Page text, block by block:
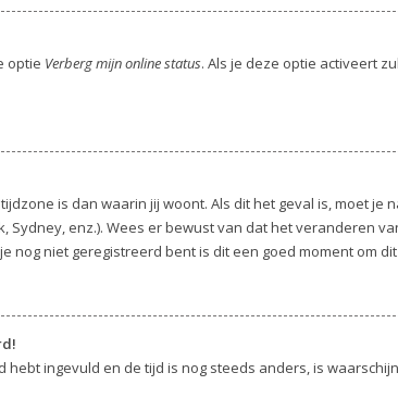
optie Verberg mijn online status. Als je deze optie activeert
is dan waarin jij woont. Als dit het geval is, moet
Sydney, enz.). Wees er bewust van dat het veranderen
nog niet geregistreerd bent is dit een goed moment om
ingevuld en de tijd is nog steeds anders, is